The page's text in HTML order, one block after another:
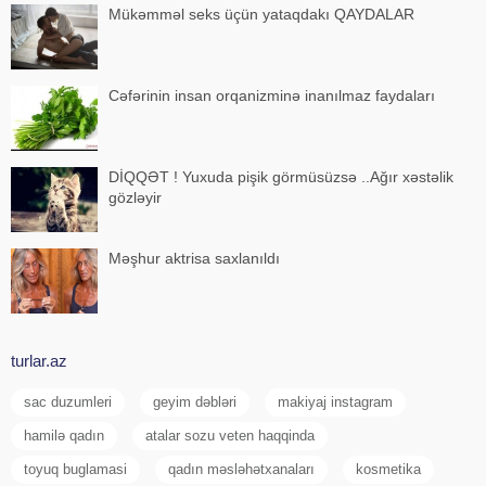
Mükəmməl seks üçün yataqdakı QAYDALAR
Cəfərinin insan orqanizminə inanılmaz faydaları
DİQQƏT ! Yuxuda pişik görmüsüzsə ..Ağır xəstəlik
gözləyir
Məşhur aktrisa saxlanıldı
turlar.az
sac duzumleri geyim dəbləri makiyaj instagram
hamilə qadın atalar sozu veten haqqinda
toyuq buglamasi qadın məsləhətxanaları kosmetika